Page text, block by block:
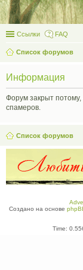
Ссылки FAQ
Список форумов
Информация
Форум закрыт потому,
спамеров.
Список форумов
Создано на основе
Time: